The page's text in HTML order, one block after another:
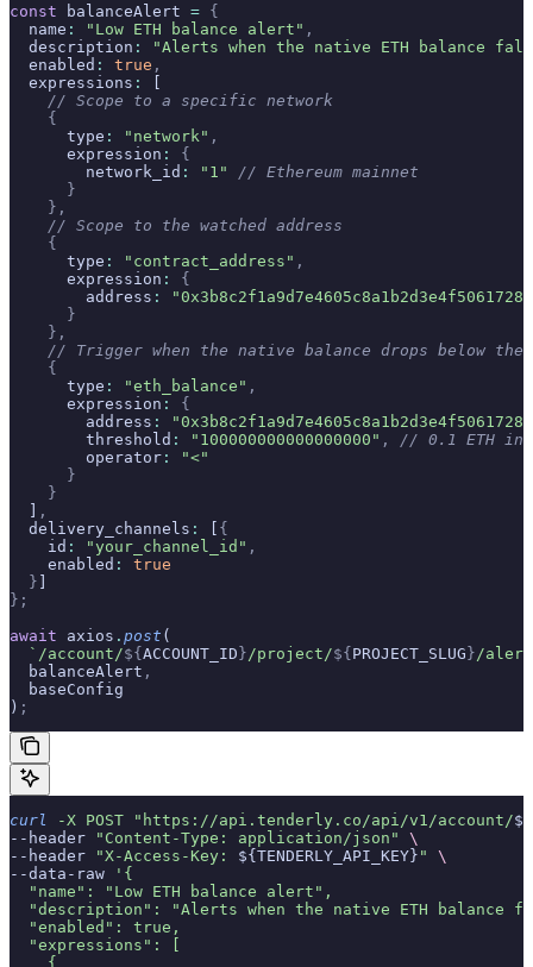
const balanceAlert = {
  name
: "Low ETH balance alert" ,
  description
:
"Alerts when the native ETH balance
  enabled
: true ,
  expressions
:
    // Scope to a specific network
    {
      type
: "network" ,
      expression
:
{
        network_id
: "1"
// Ethereum mainnet
      }
    },
    // Scope to the watched address
    {
      type
: "contract_address" ,
      expression
:
{
        address
:
      }
    },
// Trigger when the native balance drops below the
    {
      type
: "eth_balance" ,
      expression
:
{
        address
:
        threshold
: "100000000000000000" ,
// 0.1 ETH in
        operator
:
"<"
      }
    }
,
  delivery_channels
:
{
    id
: "your_channel_id" ,
    enabled
:
true
  }
};
await axios . post (
  `/account/
${ ACCOUNT_ID } /project/${ PROJECT_SLUG } /
  balanceAlert
,
  baseConfig
) ;
curl -X POST "https://api.tenderly.co/api/v1/account/
--header
"Content-Type: application/json"
\
--header
"X-Access-Key: ${TENDERLY_API_KEY} "
\
--data-raw
'{
  "name": "Low ETH balance alert",
"description": "Alerts when the native ETH balance
  "enabled": true,
  "expressions": [
    {